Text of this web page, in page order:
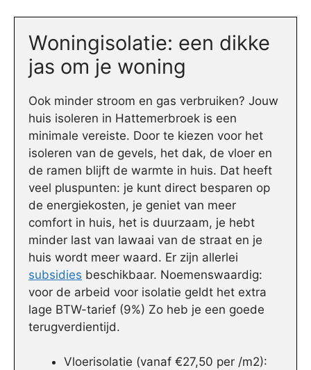
Woningisolatie: een dikke
jas om je woning
Ook minder stroom en gas verbruiken? Jouw
huis isoleren in Hattemerbroek is een
minimale vereiste. Door te kiezen voor het
isoleren van de gevels, het dak, de vloer en
de ramen blijft de warmte in huis. Dat heeft
veel pluspunten: je kunt direct besparen op
de energiekosten, je geniet van meer
comfort in huis, het is duurzaam, je hebt
minder last van lawaai van de straat en je
huis wordt meer waard. Er zijn allerlei
subsidies beschikbaar. Noemenswaardig:
voor de arbeid voor isolatie geldt het extra
lage BTW-tarief (9%) Zo heb je een goede
terugverdientijd.
Vloerisolatie (vanaf €27,50 per /m2):